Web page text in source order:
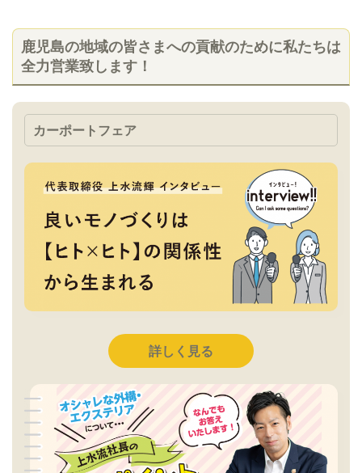
鹿児島の地域の皆さまへの貢献のために私たちは
全力営業致します！
カーポートフェア
詳しく見る